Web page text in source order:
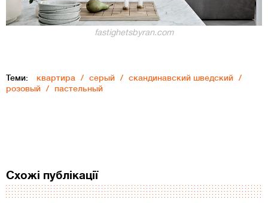
fastighetsbyran.com
Теми: квартира серый
скандинавский шведский
розовый
пастельный
Схожі публікації